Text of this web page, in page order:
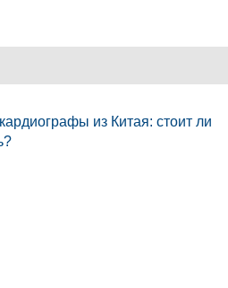
из Китая: стоит ли